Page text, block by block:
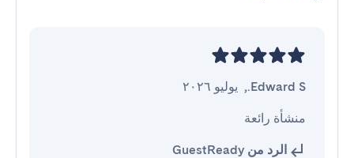
Edward S.
, يوليو ٢٠٢٦
منشأة رائعة
الرد من GuestReady